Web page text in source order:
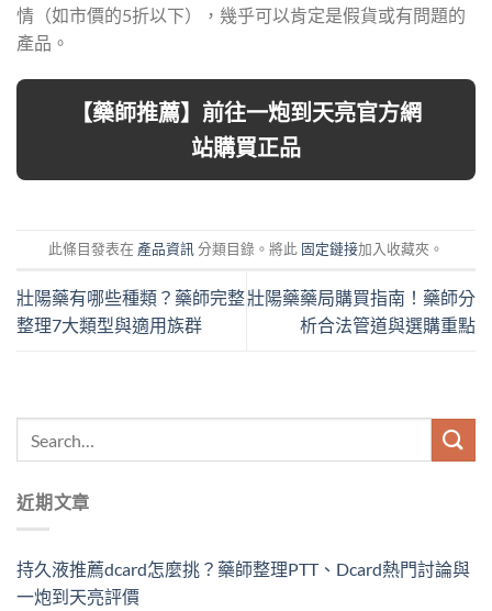
情（如市價的5折以下），幾乎可以肯定是假貨或有問題的
產品。
【藥師推薦】前往一炮到天亮官方網
站購買正品
此條目發表在 產品資訊分類目錄。將此 固定鏈接加入收藏夾。
壯陽藥有哪些種類？藥師完整
整理7大類型與適用族群
壯陽藥藥局購買指南！藥師分
析合法管道與選購重點
近期文章
持久液推薦dcard怎麼挑？藥師整理PTT、Dcard熱門討論與
一炮到天亮評價